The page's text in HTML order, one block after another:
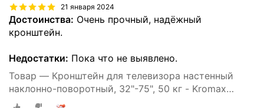
21 января 2024
Достоинства: Очень прочный, надёжный
кронштейн.
Недостатки: Пока что не выявлено.
Товар — Кронштейн для телевизора настенный
наклонно-поворотный, 32"-75", 50 кг - Kromax
ATLANTIS-80